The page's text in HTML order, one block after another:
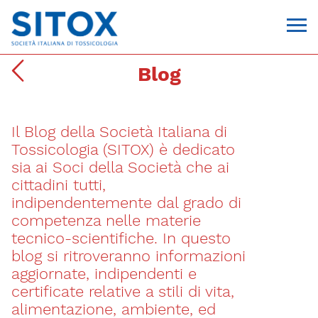
Via Giovanni Pascoli, 3
20129, Milano
C.F. 96330980580
P.I. 06792491000
T. 02-29520311
segreteria@sitox.org
CONTATTACI
Blog
Il Blog della Società Italiana di
Tossicologia (SITOX) è dedicato
sia ai Soci della Società che ai
cittadini tutti,
indipendentemente dal grado di
competenza nelle materie
tecnico-scientifiche. In questo
blog si ritroveranno informazioni
aggiornate, indipendenti e
certificate relative a stili di vita,
alimentazione, ambiente, ed